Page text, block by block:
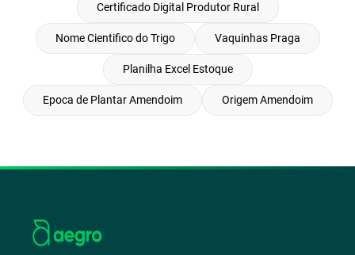
Certificado Digital Produtor Rural
Nome Cientifico do Trigo Vaquinhas Praga
Planilha Excel Estoque
Epoca de Plantar Amendoim Origem Amendoim